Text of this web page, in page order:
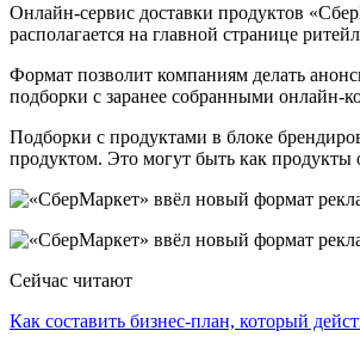
Онлайн-сервис доставки продуктов
располагается на главной странице
Формат позволит компаниям делать
подборки с заранее собранными онлайн-
Подборки с продуктами в блоке
продуктом. Это могут быть как продукты
Сейчас читают
Как составить бизнес-план, который